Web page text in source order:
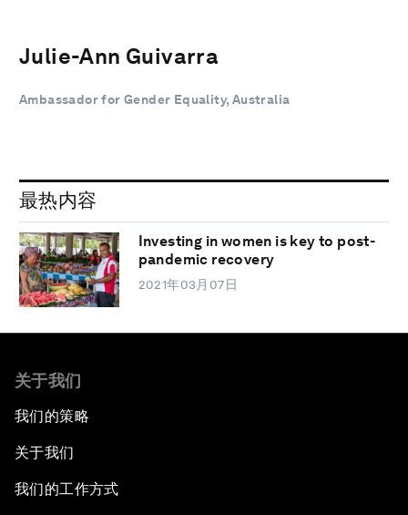
Julie-Ann Guivarra
Ambassador for Gender Equality, Australia
最热内容
Investing in women is key to post-
pandemic recovery
2021年03月07日
关于我们
我们的策略
关于我们
我们的工作方式